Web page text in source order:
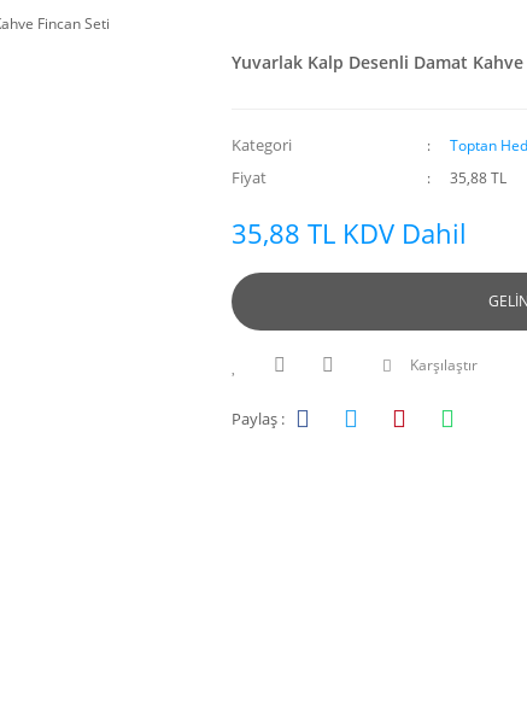
Fincan Seti
Yuvarlak Kalp Desenli Damat
Kategori Toptan
Fiyat 35,88 TL
35,88 TL KDV Dahil
Karşılaştır
Paylaş :